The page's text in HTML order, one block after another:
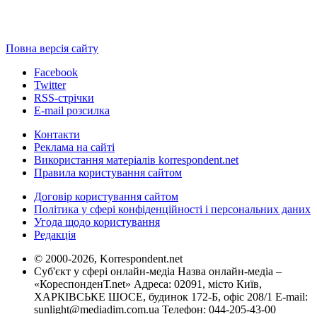
Повна версія сайту
Facebook
Twitter
RSS-стрічки
E-mail розсилка
Контакти
Реклама на сайті
Використання матеріалів korrespondent.net
Правила користування сайтом
Договір користування сайтом
Політика у сфері конфіденційності і персональних даних
Угода щодо користування
Редакція
© 2000-2026, Korrespondent.net
Суб'єкт у сфері онлайн-медіа Назва онлайн-медіа –
«КореспонденТ.net» Адреса: 02091, місто Київ,
ХАРКІВСЬКЕ ШОСЕ, будинок 172-Б, офіс 208/1 E-mail:
sunlight@mediadim.com.ua Телефон: 044-205-43-00